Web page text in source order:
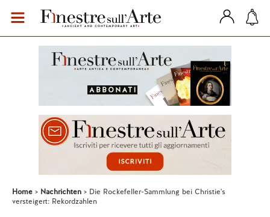
Home Nachrichten
Die Rockefeller-Sammlung bei Christie's
versteigert: Rekordzahlen